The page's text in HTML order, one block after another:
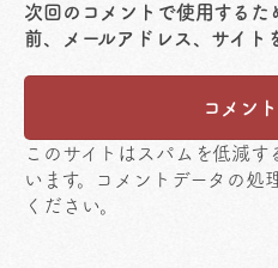
次回のコメントで使用するた
前、メールアドレス、サイト
このサイトはスパムを低減す
います。
コメントデータの処
ください。